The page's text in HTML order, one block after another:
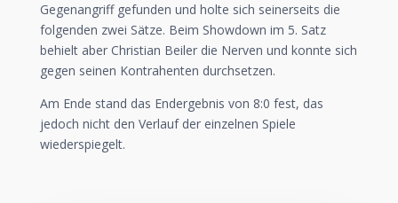
Gegenangriff gefunden und holte sich seinerseits die
folgenden zwei Sätze. Beim Showdown im 5. Satz
behielt aber Christian Beiler die Nerven und konnte sich
gegen seinen Kontrahenten durchsetzen.
Am Ende stand das Endergebnis von 8:0 fest, das
jedoch nicht den Verlauf der einzelnen Spiele
wiederspiegelt.